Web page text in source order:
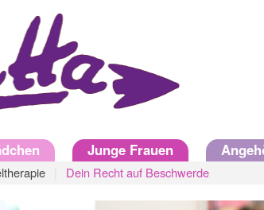
Dein Recht auf Beschwerde
Junge Frauen